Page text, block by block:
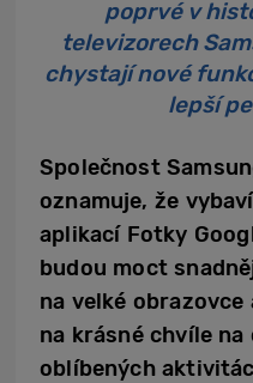
poprvé v
televizorech
chystají nové
lepší
Společnost
oznamuje, že
aplikací Fotky
budou moct
na velké
na krásné chvíle
oblíbených